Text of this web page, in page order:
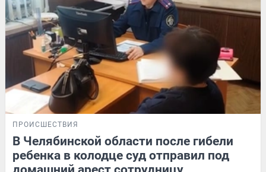
ПРОИСШЕСТВИЯ
В Челябинской области после гибели
ребенка в колодце суд отправил под